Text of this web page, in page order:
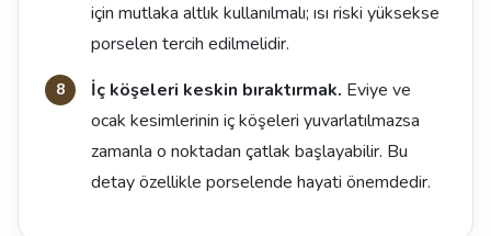
için mutlaka altlık kullanılmalı; ısı riski yüksekse
porselen tercih edilmelidir.
İç köşeleri keskin bıraktırmak. Eviye ve
ocak kesimlerinin iç köşeleri yuvarlatılmazsa
zamanla o noktadan çatlak başlayabilir. Bu
detay özellikle porselende hayati önemdedir.